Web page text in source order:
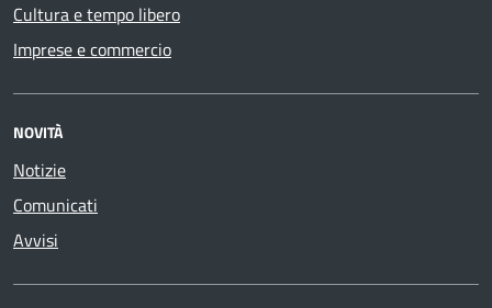
Cultura e tempo libero
Imprese e commercio
NOVITÀ
Notizie
Comunicati
Avvisi